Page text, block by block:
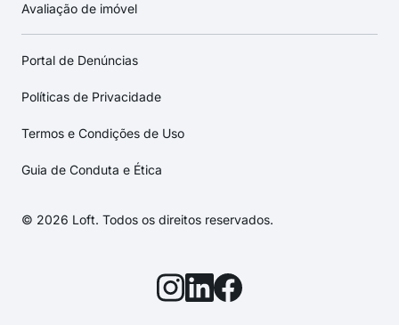
Avaliação de imóvel
Portal de Denúncias
Políticas de Privacidade
Termos e Condições de Uso
Guia de Conduta e Ética
© 2026 Loft. Todos os direitos reservados.